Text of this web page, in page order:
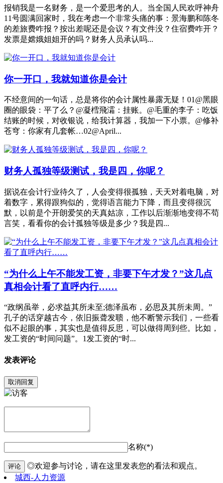
报销我是一名财务，是一个爱思考的人。当全国人民欢呼神舟
11号圆满回家时，我在考虑一个非常头痛的事：景海鹏和陈冬
的差旅费咋报？按出差呢还是会议？有文件没？住宿费咋开？
发票是嫦娥姐姐开的吗？财务人员承认吗...
你一开口，我就知道你是会计
不经意间的一句话，总是将你的会计属性暴露无疑！01@黑眼
圈的眼袋：平了么？@凝樰飛灀：挂账。@毛重的李子：吃饭
结账的时候，对收银说，给我计算器，我加一下小票。@修补
苍穹：你家有几套帐…02@April...
财务人孤独等级测试，我是四，你呢？
据说在会计行业待久了，人会变得很孤独，天天对着电脑，对
着数字，累得跟狗似的，觉得语言能力下降，而且变得很沉
默，以前是个开朗爱笑的天真姑凉，工作以后渐渐地变得不苟
言笑，看看你的会计孤独等级是多少？我是四...
“为什么上午不能发工资，非要下午才发？”这几点
真相会计看了直呼内行……
“政纲虽举，必求益其所未至;德泽虽布，必思及其所未周。”
孔子的话穿越古今，依旧振聋发聩，他不断警示我们，一些看
似不起眼的事，其实也是值得反思，可以做得周到些。比如，
发工资的“时间问题”。1发工资的“时...
发表评论
取消回复
名称(*)
评论
◎欢迎参与讨论，请在这里发表您的看法和观点。
城西-人力资源